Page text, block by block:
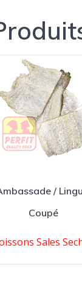
/
Coupé
Sales